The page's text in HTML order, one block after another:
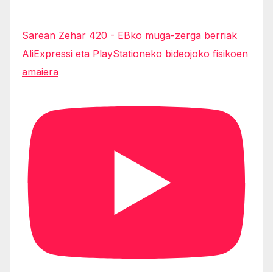
Sarean Zehar 420 - EBko muga-zerga berriak
AliExpressi eta PlayStationeko bideojoko fisikoen
amaiera